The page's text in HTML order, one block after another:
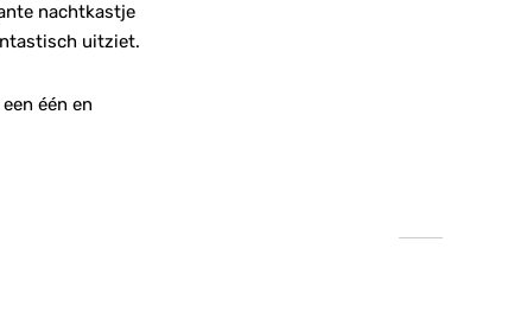
nachtkastje
uitziet.
één en